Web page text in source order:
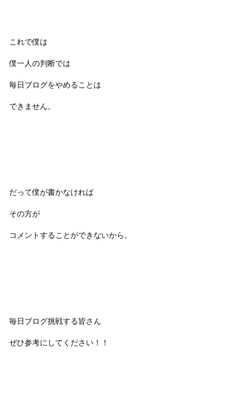
これで僕は
僕一人の判断では
毎日ブログをやめることは
できません。
だって僕が書かなければ
その方が
コメントすることができないから。
毎日ブログ挑戦する皆さん
ぜひ参考にしてください！！